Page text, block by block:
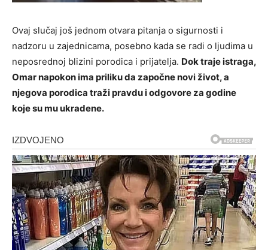
Ovaj slučaj još jednom otvara pitanja o sigurnosti i
nadzoru u zajednicama, posebno kada se radi o ljudima u
neposrednoj blizini porodica i prijatelja. Dok traje istraga,
Omar napokon ima priliku da započne novi život, a
njegova porodica traži pravdu i odgovore za godine
koje su mu ukradene.